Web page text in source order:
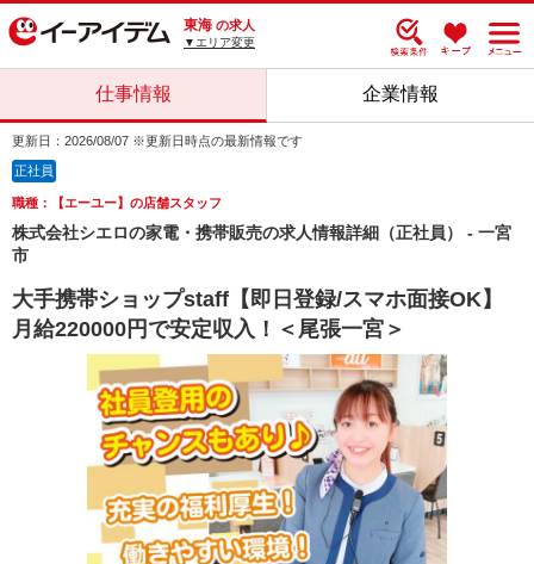
東海 の求人
▼エリア変更
仕事情報 企業情報
更新日：2026/08/07 ※更新日時点の最新情報です
正社員
職種：【エーユー】の店舗スタッフ
株式会社シエロの家電・携帯販売の求人情報詳細（正社員） - 一宮
市
大手携帯ショップstaff【即日登録/スマホ面接OK】
月給220000円で安定収入！＜尾張一宮＞